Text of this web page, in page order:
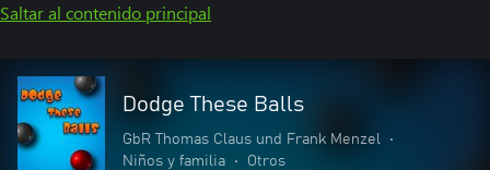
Saltar al contenido principal
Dodge These Balls
GbR Thomas Claus und Frank Menzel
•
Niños y familia
• Otros